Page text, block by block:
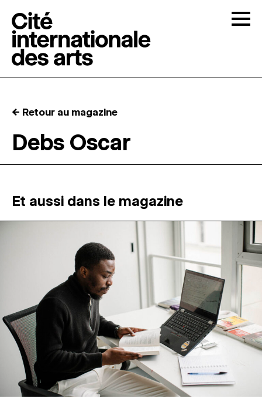
RÉSIDENCES ↓
ATELIERS OUVERTS
ESPACES DE PRATIQUE ARTISTIQUE ↓
Recherche
Connexion
↓
← Retour au magazine
Debs Oscar
Et aussi dans le magazine